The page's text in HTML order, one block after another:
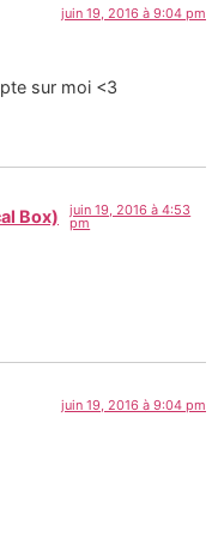
juin 19, 2016 à 9:04 pm
sur moi <3
Box)
juin 19, 2016 à 4:53
pm
juin 19, 2016 à 9:04 pm